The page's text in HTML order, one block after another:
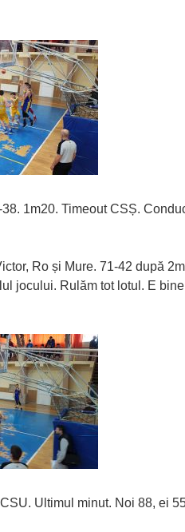
1m20. Timeout CSȘ.
Ro și Mure. 71-42 după
jocului. Rulăm tot lotul. E
Ultimul minut. Noi 88, ei